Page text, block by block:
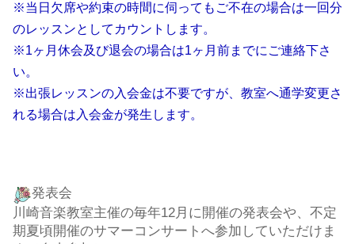
※当日欠席や約束の時間に伺ってもご不在の場合は一回分
のレッスンとしてカウントします。
※1ヶ月休会及び退会の場合は1ヶ月前までにご連絡下さ
い。
※出張レッスンの入会金は不要ですが、教室へ通学変更さ
れる場合は入会金が発生します。
発表会
川崎音楽教室主催の毎年12月に開催の発表会や、不定
期夏頃開催のサマーコンサートへ参加していただけま